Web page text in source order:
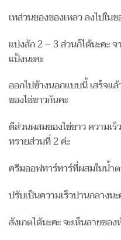
เทส่วนของของเหลว ลงไปใน
แบ่งสัก 2 – 3 ส่วนก็ได้นะคะ
แป้งนะคะ
ออกไปข้างนอกแบบนี้ เสร็จแ
ของไข่ขาวกันคะ
ตีส่วนผสมของไข่ขาว ความเ
ทรายส่วนที่ 2 ค่ะ
ครีมออฟทาร์ทาร์ที่ผสมในน้ำ
ปรับเป็นความเร็วปานกลางน
สังเกตได้นะคะ จะเห็นลายขอ